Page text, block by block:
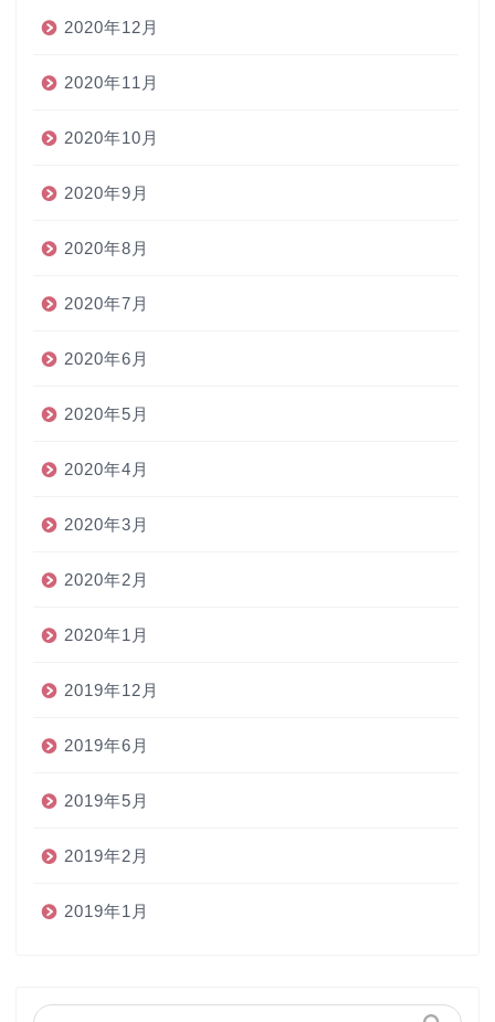
2020年12月
2020年11月
2020年10月
2020年9月
2020年8月
2020年7月
2020年6月
2020年5月
2020年4月
2020年3月
2020年2月
2020年1月
2019年12月
2019年6月
2019年5月
2019年2月
2019年1月